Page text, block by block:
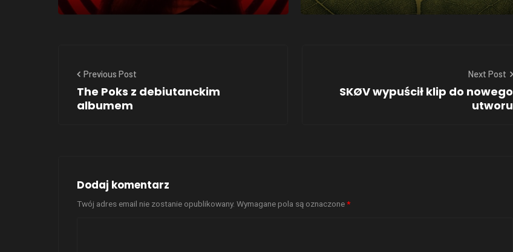
Previous Post
The Poks z debiutanckim
albumem
Next Post
SKØV wypuścił klip do nowego
utworu
Dodaj komentarz
Twój adres email nie zostanie opublikowany. Wymagane pola są oznaczone*